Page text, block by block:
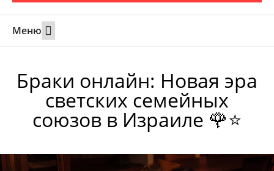
Меню
Браки онлайн: Новая эра
светских семейных
союзов в Израиле 🌹⭐